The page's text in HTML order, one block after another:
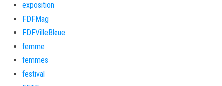
exposition
FDFMag
FDFVilleBleue
femme
femmes
festival